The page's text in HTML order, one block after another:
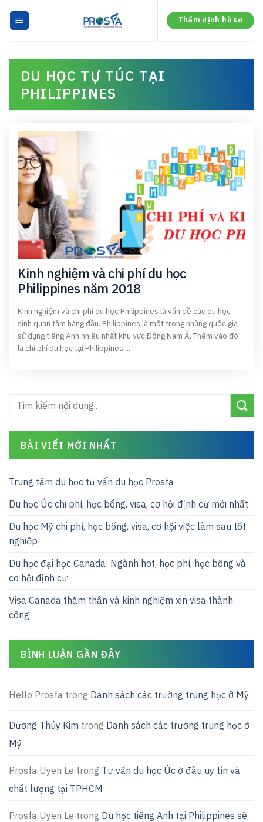
Thẩm định hồ sơ
BÀI VIẾT MỚI NHẤT
Trung tâm du học tư vấn du học Prosfa
Du học Úc chi phí, học bổng, visa, cơ hội định cư mới nhất
Du học Mỹ chi phí, học bổng, visa, cơ hội việc làm sau tốt
nghiệp
Du học đại học Canada: Ngành hot, học phí, học bổng và
cơ hội định cư
Visa Canada thăm thân và kinh nghiệm xin visa thành
công
BÌNH LUẬN GẦN ĐÂY
Hello Prosfa trong Danh sách các trường trung học ở Mỹ
Dương Thúy Kim trong Danh sách các trường trung học ở
Mỹ
Prosfa Uyen Le trong Tư vấn du học Úc ở đâu uy tín và
chất lượng tại TPHCM
Prosfa Uyen Le trong Du học tiếng Anh tại Philippines sẽ
DU HỌC TỰ TÚC TẠI
PHILIPPINES
Kinh nghiệm và chi phí du học
Philippines năm 2018
Kinh nghiệm và chi phí du học Philippines là vấn đề các du học
sinh quan tâm hàng đầu. Philippines là một trong những quốc gia
sử dụng tiếng Anh nhiều nhất khu vực Đông Nam Á. Thêm vào đó
là chi phí du học tại Philippines....